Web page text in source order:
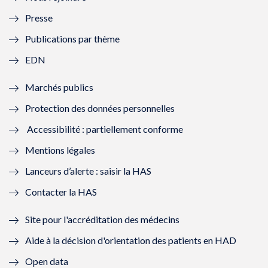
f
n
ê
t
r
e
)
e
n
ê
r
)
ê
t
e
ê
)
Presse
Publications par thème
EDN
Marchés publics
Protection des données personnelles
Accessibilité : partiellement conforme
Mentions légales
Lanceurs d’alerte : saisir la HAS
Contacter la HAS
Site pour l'accréditation des médecins
Aide à la décision d'orientation des patients en HAD
Open data